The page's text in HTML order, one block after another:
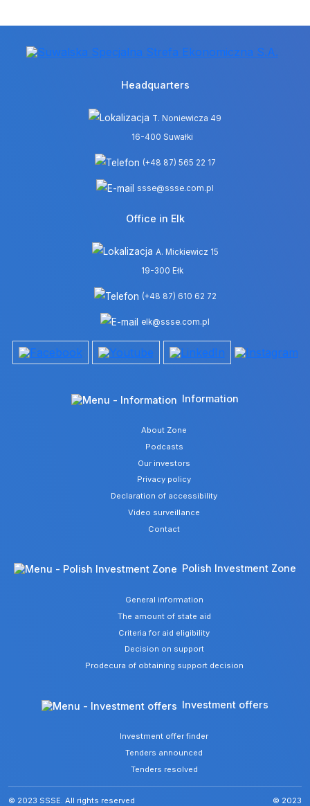
Headquarters
T. Noniewicza 49
16-400 Suwałki
(+48 87) 565 22 17
ssse@ssse.com.pl
Office in Elk
A. Mickiewicz 15
19-300 Ełk
(+48 87) 610 62 72
elk@ssse.com.pl
Information
About Zone
Podcasts
Our investors
Privacy policy
Declaration of accessibility
Video surveillance
Contact
Polish Investment Zone
General information
The amount of state aid
Criteria for aid eligibility
Decision on support
Prodecura of obtaining support decision
Investment offers
Investment offer finder
Tenders announced
Tenders resolved
© 2023 SSSE. All rights reserved © 2023